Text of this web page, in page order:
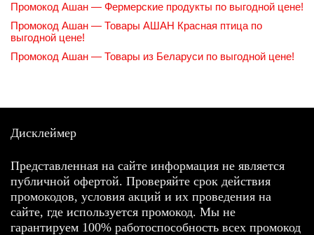
Промокод Ашан — Фермерские продукты по выгодной цене!
Промокод Ашан — Товары АШАН Красная птица по
выгодной цене!
Промокод Ашан — Товары из Беларуси по выгодной цене!
Дисклеймер
Представленная на сайте информация не является
публичной офертой. Проверяйте срок действия
промокодов, условия акций и их проведения на
сайте, где используется промокод. Мы не
гарантируем 100% работоспособность всех промокод